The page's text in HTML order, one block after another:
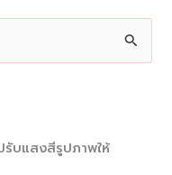
บแสงสีรูปภาพให้